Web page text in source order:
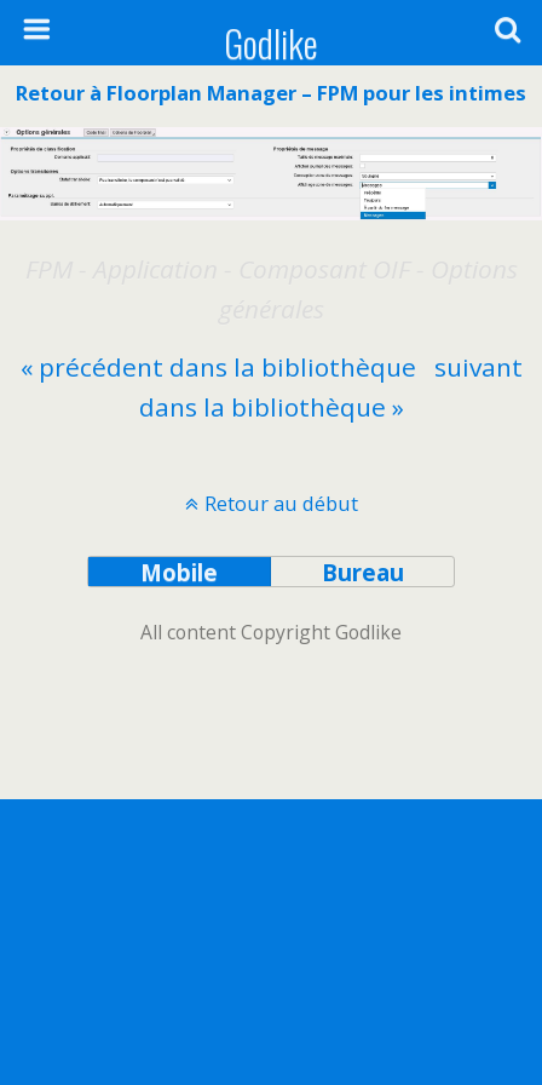
Godlike
Retour à Floorplan Manager – FPM pour les intimes
« précédent dans la bibliothèque
suivant
dans la bibliothèque »
Retour au début
Mobile Bureau
All content Copyright Godlike